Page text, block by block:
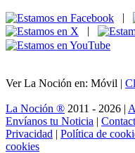
|
|
Ver La Noción en: Móvil |
La Noción ® 2011 - 2026 |
Envíanos tu Noticia |
Privacidad | Política de
cookies